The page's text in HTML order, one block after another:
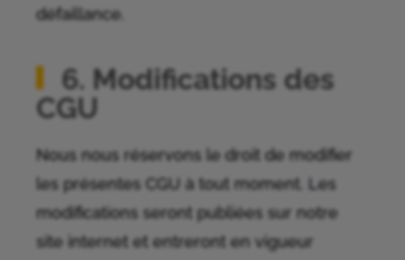
défaillance.
6. Modifications des
CGU
Nous nous réservons le droit de modifier
les présentes CGU à tout moment. Les
modifications seront publiées sur notre
site internet et entreront en vigueur